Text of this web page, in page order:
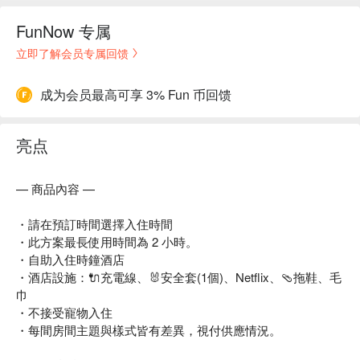
FunNow 专属
立即了解会员专属回馈
成为会员最高可享 3% Fun 币回馈
亮点
— 商品內容 —
・請在預訂時間選擇入住時間
・此方案最長使用時間為 2 小時。
・自助入住時鐘酒店
・酒店設施：🔌充電線、🐰安全套(1個)、Netflix、🩴拖鞋、毛
巾
・不接受寵物入住
・每間房間主題與樣式皆有差異，視付供應情況。